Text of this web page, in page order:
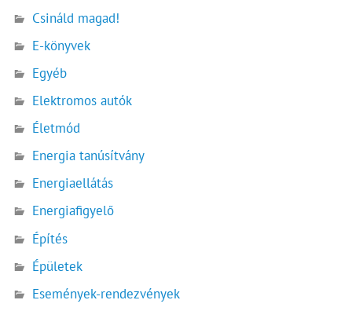
Csináld magad!
E-könyvek
Egyéb
Elektromos autók
Életmód
Energia tanúsítvány
Energiaellátás
Energiafigyelő
Építés
Épületek
Események-rendezvények